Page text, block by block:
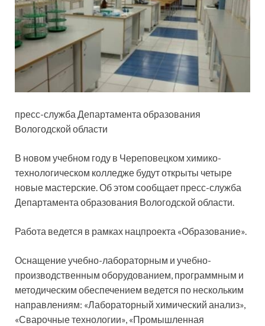
пресс-служба Департамента образования
Вологодской области
В новом учебном году в Череповецком химико-
технологическом колледже будут открыты четыре
новые мастерские. Об этом сообщает пресс-служба
Департамента образования Вологодской области.
Работа ведется в рамках нацпроекта «Образование».
Оснащение учебно-лабораторным и учебно-
производственным оборудованием, программным и
методическим обеспечением ведется по нескольким
направлениям: «Лабораторный химический анализ»,
«Сварочные технологии», «Промышленная